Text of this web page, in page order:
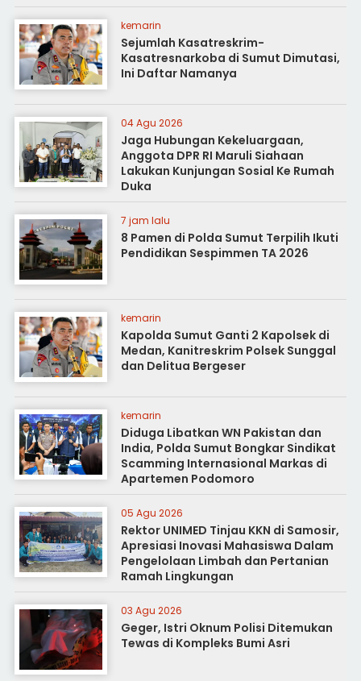
kemarin
Sejumlah Kasatreskrim-
Kasatresnarkoba di Sumut Dimutasi,
Ini Daftar Namanya
04 Agu 2026
Jaga Hubungan Kekeluargaan,
Anggota DPR RI Maruli Siahaan
Lakukan Kunjungan Sosial Ke Rumah
Duka
7 jam lalu
8 Pamen di Polda Sumut Terpilih Ikuti
Pendidikan Sespimmen TA 2026
kemarin
Kapolda Sumut Ganti 2 Kapolsek di
Medan, Kanitreskrim Polsek Sunggal
dan Delitua Bergeser
kemarin
Diduga Libatkan WN Pakistan dan
India, Polda Sumut Bongkar Sindikat
Scamming Internasional Markas di
Apartemen Podomoro
05 Agu 2026
Rektor UNIMED Tinjau KKN di Samosir,
Apresiasi Inovasi Mahasiswa Dalam
Pengelolaan Limbah dan Pertanian
Ramah Lingkungan
03 Agu 2026
Geger, Istri Oknum Polisi Ditemukan
Tewas di Kompleks Bumi Asri